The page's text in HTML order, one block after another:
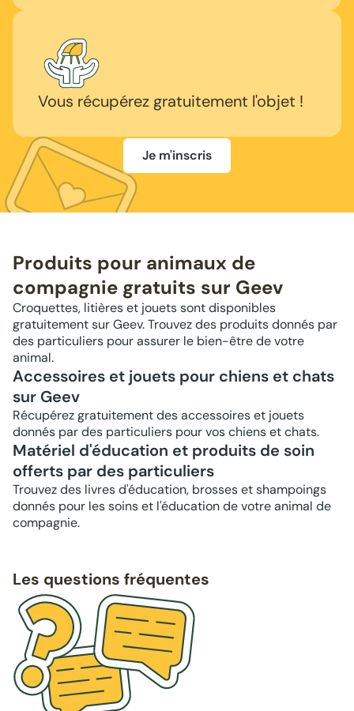
Vous récupérez gratuitement l'objet !
Je m'inscris
Produits pour animaux de
compagnie gratuits sur Geev
Croquettes, litières et jouets sont disponibles
gratuitement sur Geev. Trouvez des produits donnés par
des particuliers pour assurer le bien-être de votre
animal.
Accessoires et jouets pour chiens et chats
sur Geev
Récupérez gratuitement des accessoires et jouets
donnés par des particuliers pour vos chiens et chats.
Matériel d'éducation et produits de soin
offerts par des particuliers
Trouvez des livres d'éducation, brosses et shampoings
donnés pour les soins et l'éducation de votre animal de
compagnie.
Les questions fréquentes